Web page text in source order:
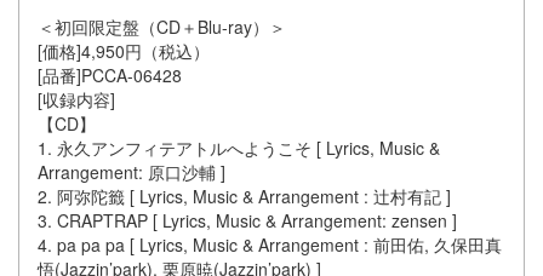
＜初回限定盤（CD＋Blu-ray）＞
[価格]4,950円（税込）
[品番]PCCA-06428
[収録内容]
【CD】
1. 永久アンフィテアトルへようこそ [ Lyrics, Music &
Arrangement: 原口沙輔 ]
2. 阿弥陀籤 [ Lyrics, Music & Arrangement : 辻村有記 ]
3. CRAPTRAP [ Lyrics, Music & Arrangement: zensen ]
4. pa pa pa [ Lyrics, Music & Arrangement : 前田佑, 久保田真
悟(Jazzin’park), 栗原暁(Jazzin’park) ]